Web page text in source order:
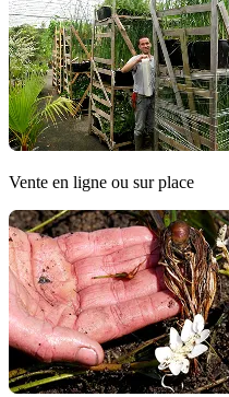
Vente en ligne ou sur place